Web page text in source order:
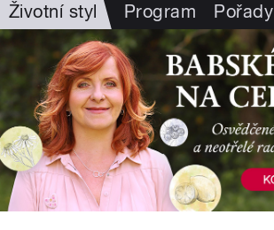
Životní styl Program Pořady